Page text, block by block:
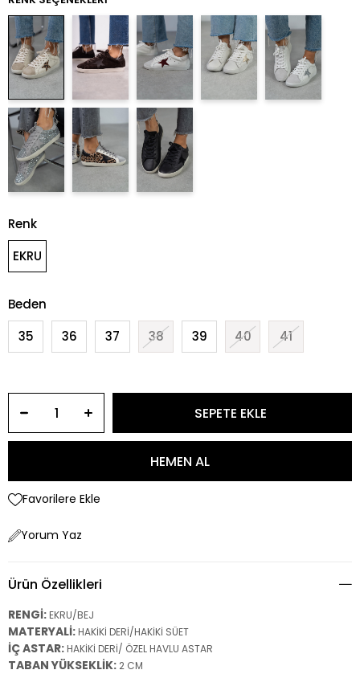
Renk
EKRU
Beden
35
36 37 38 39 40 41
Favorilere Ekle
Yorum Yaz
Ürün Özellikleri
RENGİ: EKRU/BEJ
MATERYALİ: HAKİKİ DERİ/HAKİKİ SÜET
İÇ ASTAR: HAKİKİ DERİ/ ÖZEL HAVLU ASTAR
TABAN YÜKSEKLİK: 2 CM